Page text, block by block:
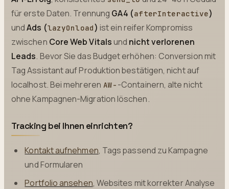
für erste Daten. Trennung GA4 (afterInteractive)
undAds (lazyOnload) ist ein reifer Kompromiss
zwischen Core Web Vitalsund nicht verlorenen
Leads. Bevor Sie das Budget erhöhen: Conversion mit
Tag Assistant auf Produktion bestätigen, nicht auf
localhost. Bei mehreren AW- -Containern, alte nicht
ohne Kampagnen-Migration löschen.
Tracking bei Ihnen einrichten?
Kontakt aufnehmen, Tags passend zu Kampagne
und Formularen
Portfolio ansehen, Websites mit korrekter Analyse